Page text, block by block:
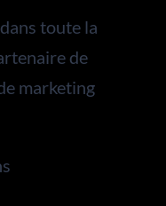
toute la
de
marketing